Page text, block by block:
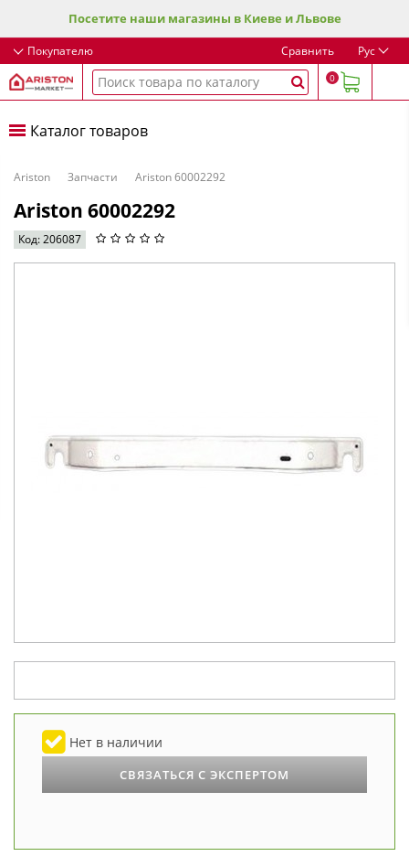
Посетите наши магазины в Киеве и Львове
Покупателю Сравнить Рус
0
Каталог товаров
Ariston Запчасти Ariston 60002292
Ariston 60002292
Код: 206087
Нет в наличии
СВЯЗАТЬСЯ С ЭКСПЕРТОМ